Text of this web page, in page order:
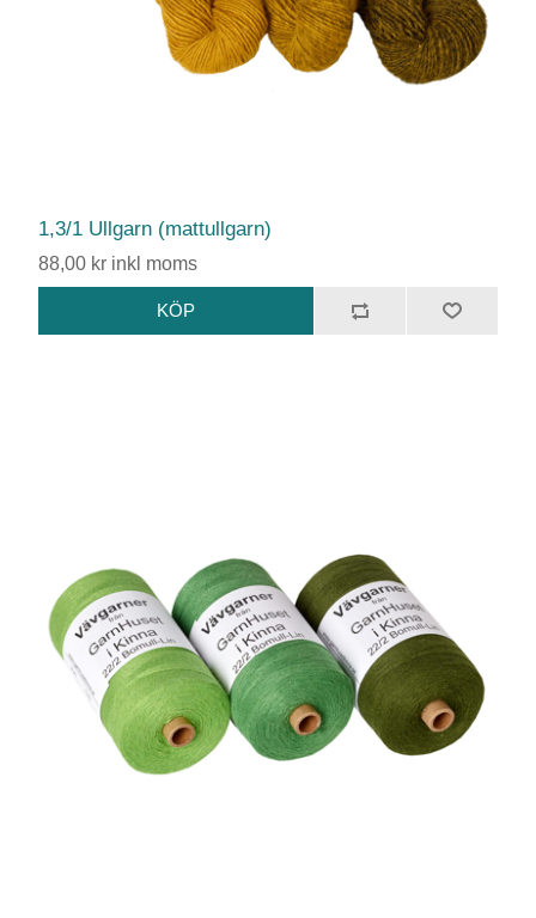
1,3/1 Ullgarn (mattullgarn)
88,00 kr inkl moms